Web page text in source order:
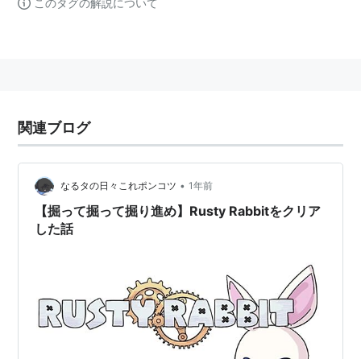
このタグの解説について
関連ブログ
なるタの日々これポンコツ • 1年前
【掘って掘って掘り進め】Rusty Rabbitをクリア
した話